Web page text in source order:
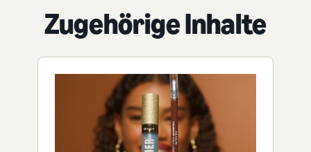
Zugehörige Inhalte